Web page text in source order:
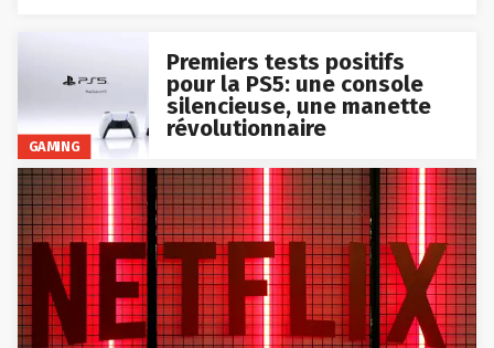
GAMING
Premiers tests positifs
pour la PS5: une console
silencieuse, une manette
révolutionnaire